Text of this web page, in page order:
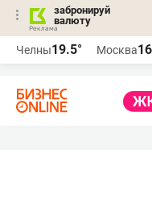
забронируй
валюту
Челны19.5° Москва